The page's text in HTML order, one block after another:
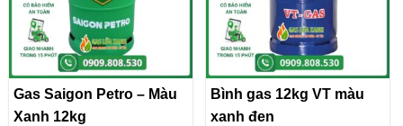
Gas Saigon Petro – Màu
Xanh 12kg
Bình gas 12kg VT màu
xanh đen